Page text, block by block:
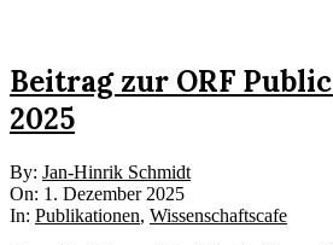
Beitrag zur ORF
2025
2025-
12-
01
By: Jan-Hinrik Schmidt
On: 1. Dezember 2025
In: Publikationen, Wissenschaftscafe